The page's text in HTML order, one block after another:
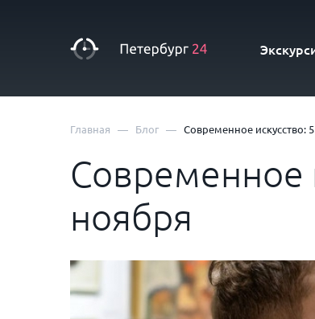
Главная — Блог — Современное искусство:
Современное
ноября